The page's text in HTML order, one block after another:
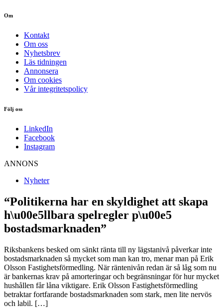
Om
Kontakt
Om oss
Nyhetsbrev
Läs tidningen
Annonsera
Om cookies
Vår integritetspolicy
Följ oss
LinkedIn
Facebook
Instagram
ANNONS
Nyheter
“Politikerna har en skyldighet att skapa
h\u00e5llbara spelregler p\u00e5
bostadsmarknaden”
Riksbankens besked om sänkt ränta till ny lägstanivå påverkar inte
bostadsmarknaden så mycket som man kan tro, menar man på Erik
Olsson Fastighetsförmedling. När räntenivån redan är så låg som nu
är bankernas krav på amorteringar och begränsningar för hur mycket
hushållen får låna viktigare. Erik Olsson Fastighetsförmedling
betraktar fortfarande bostadsmarknaden som stark, men lite nervös
och labil. […]